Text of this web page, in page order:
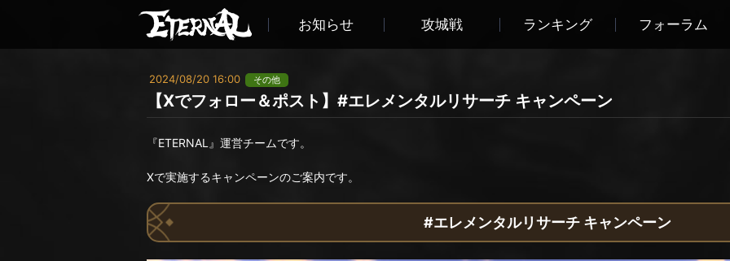
お知らせ 攻城戦 ランキング フォーラム
2024/08/20 16:00 その他
【Xでフォロー＆ポスト】#エレメンタルリサーチ キャンペーン
『ETERNAL』運営チームです。
Xで実施するキャンペーンのご案内です。
#エレメンタルリサーチ キャンペーン